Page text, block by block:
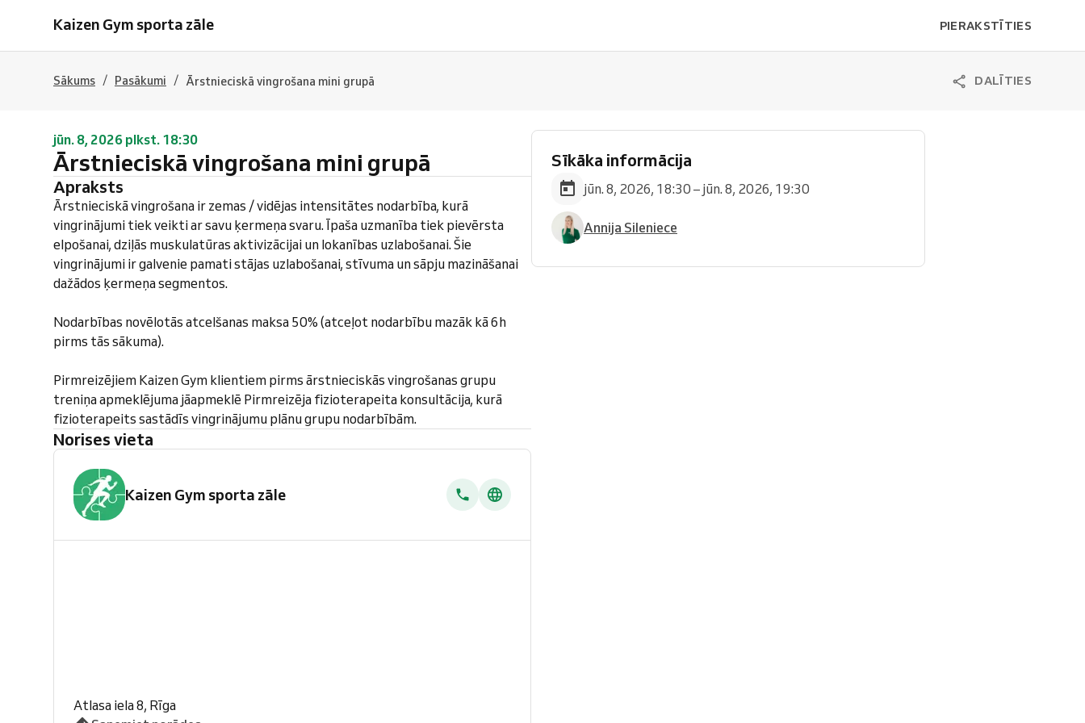
Kaizen Gym sporta zāle PIERAKSTĪTIES
Sākums / Pasākumi / Ārstnieciskā vingrošana mini grupā DALĪTIES
jūn. 8, 2026 plkst. 18:30
Ārstnieciskā vingrošana mini grupā
Apraksts
Ārstnieciskā vingrošana ir zemas / vidējas intensitātes nodarbība, kurā
vingrinājumi tiek veikti ar savu ķermeņa svaru. Īpaša uzmanība tiek pievērsta
elpošanai, dziļās muskulatūras aktivizācijai un lokanības uzlabošanai. Šie
vingrinājumi ir galvenie pamati stājas uzlabošanai, stīvuma un sāpju mazināšanai
dažādos ķermeņa segmentos.
Nodarbības novēlotās atcelšanas maksa 50% (atceļot nodarbību mazāk kā 6h
pirms tās sākuma).
Pirmreizējiem Kaizen Gym klientiem pirms ārstnieciskās vingrošanas grupu
treniņa apmeklējuma jāapmeklē Pirmreizēja fizioterapeita konsultācija, kurā
fizioterapeits sastādīs vingrinājumu plānu grupu nodarbībām.
Norises vieta
Kaizen Gym sporta zāle
Atlasa iela 8, Rīga
Sīkāka informācija
jūn. 8, 2026, 18:30 – jūn. 8, 2026, 19:30
Annija Sileniece